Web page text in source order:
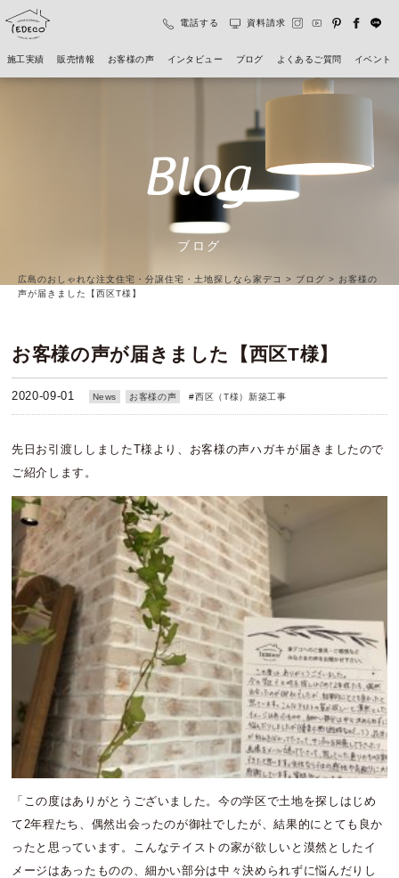
施工実績 販売情報 お客様の声 インタビュー ブログ よくあるご質問 イベント
電話する 資料請求
Blog
ブログ
広島のおしゃれな注文住宅・分譲住宅・土地探しなら家デコ > ブログ > お客様の
声が届きました【西区T様】
お客様の声が届きました【西区T様】
2020-09-01 News お客様の声 #西区（T様）新築工事
先日お引渡ししましたT様より、お客様の声ハガキが届きましたので
ご紹介します。
「この度はありがとうございました。今の学区で土地を探しはじめ
て2年程たち、偶然出会ったのが御社でしたが、結果的にとても良か
ったと思っています。こんなテイストの家が欲しいと漠然としたイ
メージはあったものの、細かい部分は中々決められずに悩んだりし